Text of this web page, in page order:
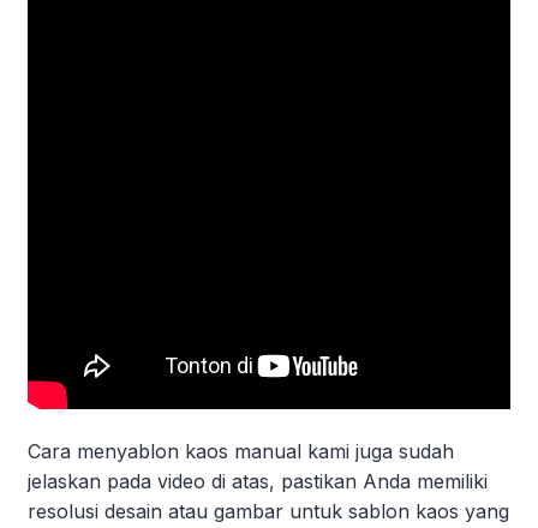
Cara menyablon kaos manual kami juga sudah
jelaskan pada video di atas, pastikan Anda memiliki
resolusi desain atau gambar untuk sablon kaos yang